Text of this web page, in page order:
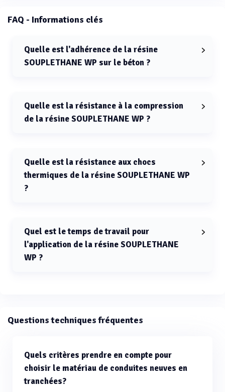
FAQ - Informations clés
Quelle est l'adhérence de la résine
SOUPLETHANE WP sur le béton ?
Quelle est la résistance à la compression
de la résine SOUPLETHANE WP ?
Quelle est la résistance aux chocs
thermiques de la résine SOUPLETHANE WP
?
Quel est le temps de travail pour
l'application de la résine SOUPLETHANE
WP ?
Questions techniques fréquentes
Quels critères prendre en compte pour
choisir le matériau de conduites neuves en
tranchées?